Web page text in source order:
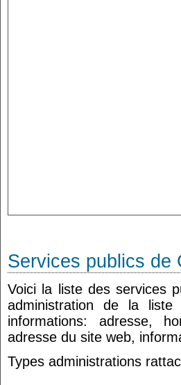
Services publics de
Voici la liste des services
administration de la
informations: adresse,
adresse du site web,
Types administrations